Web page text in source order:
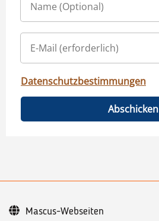
Datenschutzbestimmungen
Abschicken
Mascus-Webseiten